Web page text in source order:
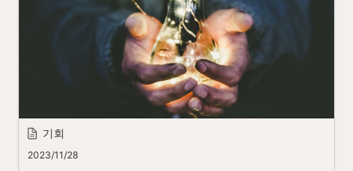
기회
2023/11/28